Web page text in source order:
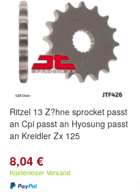
Ritzel 13 Z?hne sprocket passt
an Cpi passt an Hyosung passt
an Kreidler Zx 125
8,04 €
Kostenloser Versand